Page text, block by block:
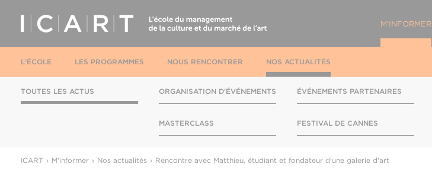
M'INFORMER
L'ÉCOLE LES PROGRAMMES NOUS RENCONTRER NOS ACTUALITÉS
TOUTES LES ACTUS ORGANISATION D'ÉVÉNEMENTS
MASTERCLASS
ÉVÉNEMENTS PARTENAIRES
FESTIVAL DE CANNES
ICART M'informer Nos actualités Rencontre avec Matthieu, étudiant et fondateur d'une galerie d'art